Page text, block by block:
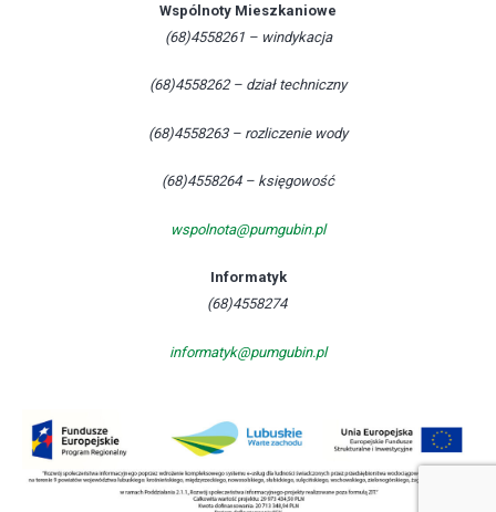
Wspólnoty Mieszkaniowe
(68)4558261 – windykacja
(68)4558262 – dział techniczny
(68)4558263 – rozliczenie wody
(68)4558264 – księgowość
wspolnota@pumgubin.pl
Informatyk
(68)4558274
informatyk@pumgubin.pl